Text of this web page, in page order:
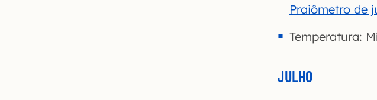
Praiômetro de
Temperatura:
JULHO